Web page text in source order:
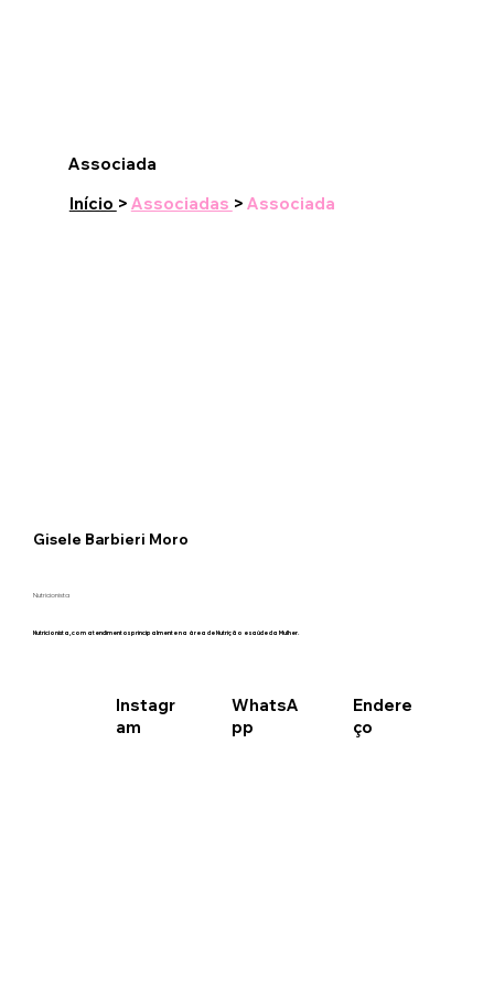
Associada
Início > Associadas > Associada
Gisele Barbieri Moro
Nutricionista
Nutricionista, com atendimentos principalmente na área de Nutrição e saúde da Mulher.
Instagr
am
WhatsA
pp
Endere
ço